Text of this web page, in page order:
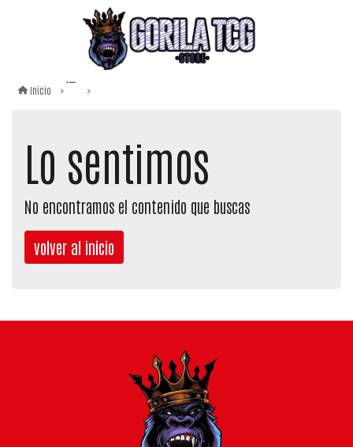
Inicio
Lo sentimos
No encontramos el contenido que buscas
volver al inicio